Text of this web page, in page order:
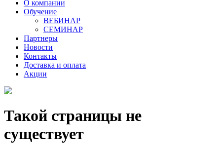
О компании
Обучение
ВЕБИНАР
СЕМИНАР
Партнеры
Новости
Контакты
Доставка и оплата
Акции
Такой страницы не
существует